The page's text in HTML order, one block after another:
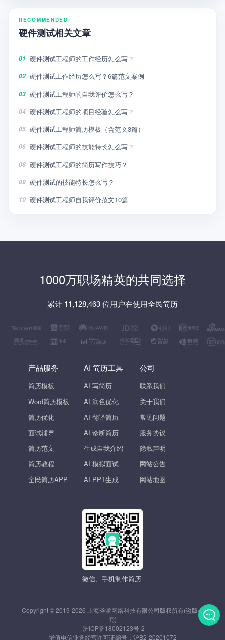
RECOMMENDED
硬件测试相关文章
01 硬件测试工程师的工作经历怎么写？
02 硬件测试工作经历怎么写？6篇范文案例
03 硬件测试工程师的自我评价怎么写？
04 硬件测试工程师的项目经验怎么写？
05 硬件测试工程师简历模板（含范文3篇）
06 硬件测试工程师的技能特长怎么写？
08 硬件测试工程师的简历写作技巧？
09 硬件测试的技能特长怎么写？
10 硬件测试工程师自我评价范文10篇
1000万职场精英的共同选择
累计 11,128,463 位用户在使用全民简历
产品服务
简历模板
Word简历模板
简历优化
面试辅导
简历范文
简历教程
全民简历APP
AI 简历工具
AI 写简历
AI 润色优化
AI 翻译简历
AI 诊断简历
生成自我介绍
AI 模拟面试
AI PPT生成
公司
联系我们
关于我们
常见问题
服务协议
隐私声明
网站公告
网站地图
微信、手机制作简历
Copyright © 2019-2026 上海斧掌网络科技有限公司版权所有(盗版必
究)
沪ICP备18002123号-2
增值电信业务经营许可证编号： 沪B2-20201072